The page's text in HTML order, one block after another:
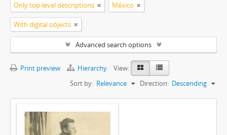
Only top-level descriptions México
With digital objects
Advanced search options
Print preview Hierarchy
View:
Sort by: Relevance Direction: Descending